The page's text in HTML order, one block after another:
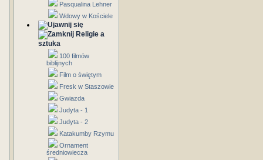
Pasqualina Lehner
Wdowy w Kościele
Religie a
sztuka
100 filmów
biblijnych
Film o świętym
Fresk w Staszowie
Gwiazda
Judyta - 1
Judyta - 2
Katakumby Rzymu
Ornament
średniowiecza